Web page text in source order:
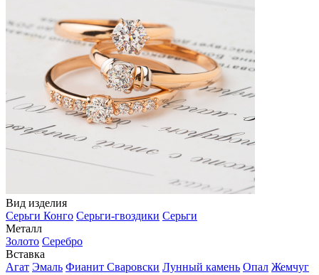
Вид изделия
Серьги Конго Серьги-гвоздики Серьги
Металл
Золото Серебро
Вставка
Агат Эмаль Фианит Сваровски Лунный камень Опал Жемчуг